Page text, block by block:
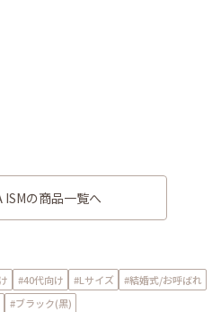
ISMの商品一覧へ
#40代向け #Lサイズ
#結婚式/お呼ばれ
#ブラック(黒)